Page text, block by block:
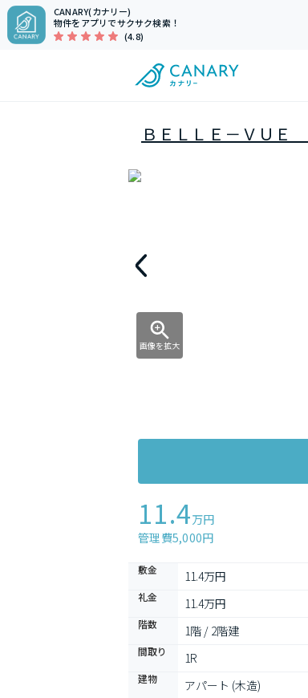
CANARY(カナリー)
物件をアプリでサクサク検索！
(4.8)
ＢＥＬＬＥ－ＶＵ
画像を拡大
11.4万円
管理費5,000円
敷金 11.4万円
礼金 11.4万円
階数 1階 / 2階建
間取り 1R
建物 アパート (木造)